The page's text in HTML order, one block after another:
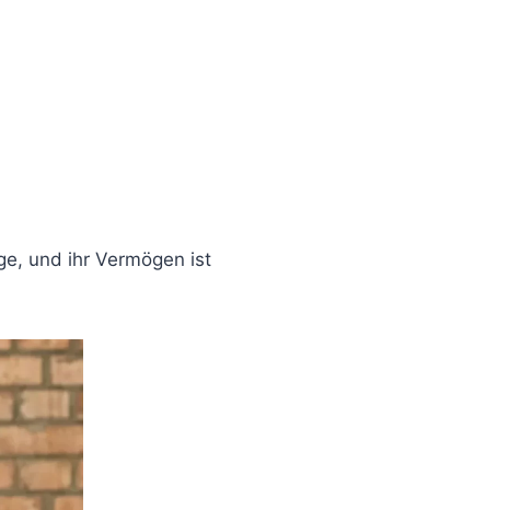
und ihr Vermögen ist